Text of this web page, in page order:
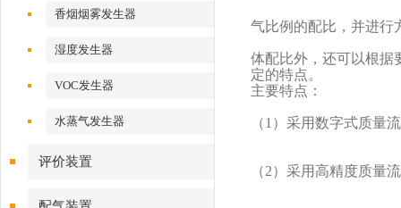
香烟烟雾发生器
湿度发生器
VOC发生器
水蒸气发生器
评价装置
气比例的配比，并进行
体配比外，还可以根据
定的特点。
主要特点：
（1）采用数字式质量
（2）采用高精度质量